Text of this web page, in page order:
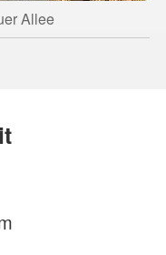
Allee